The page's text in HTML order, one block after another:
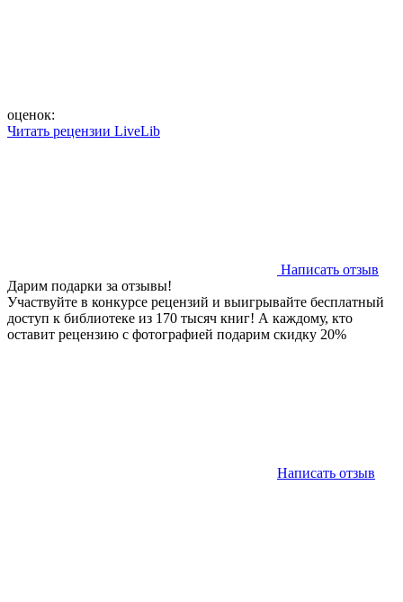
оценок:
Читать рецензии LiveLib
Написать отзыв
Дарим подарки за отзывы!
Участвуйте в конкурсе рецензий и выигрывайте бесплатный
доступ к библиотеке из 170 тысяч книг! А каждому, кто
оставит рецензию с фотографией подарим скидку 20%
Написать отзыв